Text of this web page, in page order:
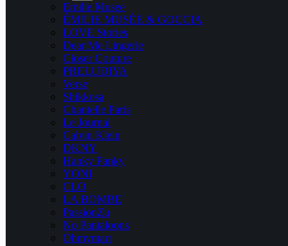
Emilie Musee
ÉMILIE MUSÉE & GOCCIA
LOVE Stories
Dear Me Lingerie
Closer Couture
PRELUDIYA
Verse
Shikkosa
Chantelle Paris
Le Journal
Calvin Klein
DKNY
Hanky Panky
YONI
CLO
LA BOMBE
PassionZu
No Pantaloons
Ohmymarr